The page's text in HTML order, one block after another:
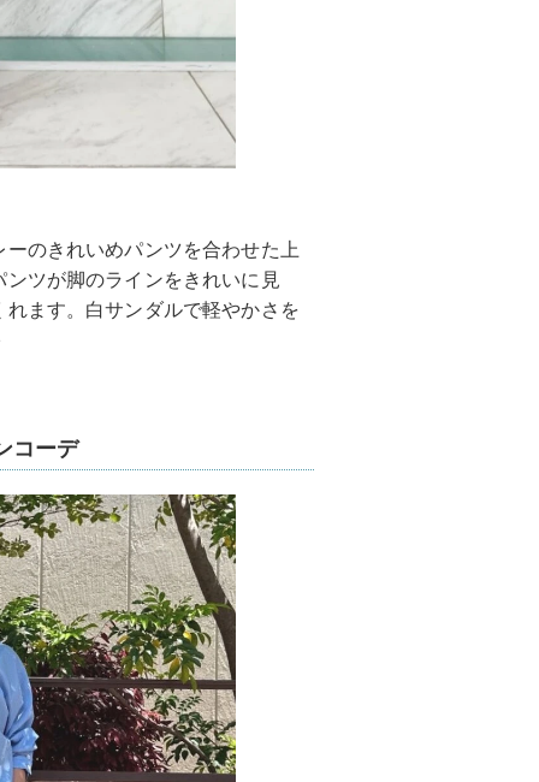
ーのきれいめパンツを合わせた上
ツが脚のラインをきれいに見
ます。白サンダルで軽やかさを
コーデ